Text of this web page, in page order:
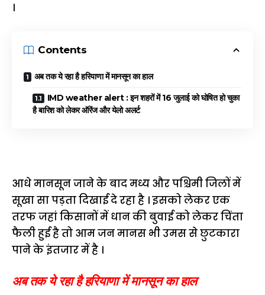
।
Contents
अब तक ये रहा है हरियाणा में मानसून का हाल
IMD weather alert : इन शहरों में 16 जुलाई को घोषित हो चुका
है बारिश को लेकर ऑरेंज और येलो अलर्ट
आधे मानसून जाने के बाद मध्य और पश्चिमी जिलों में
सूखा सा पड़ता दिखाई दे रहा है । इसको लेकर एक
तरफ जहां किसानों में धान की बुवाई को लेकर चिंता
फैली हुई है तो आम जन मानस भी उमस से छुटकारा
पाने के इंतजार में है ।
अब तक ये रहा है हरियाणा में मानसून का हाल